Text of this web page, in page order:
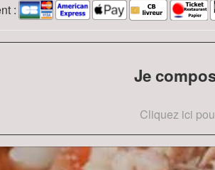
:
Je
Cliquez ici